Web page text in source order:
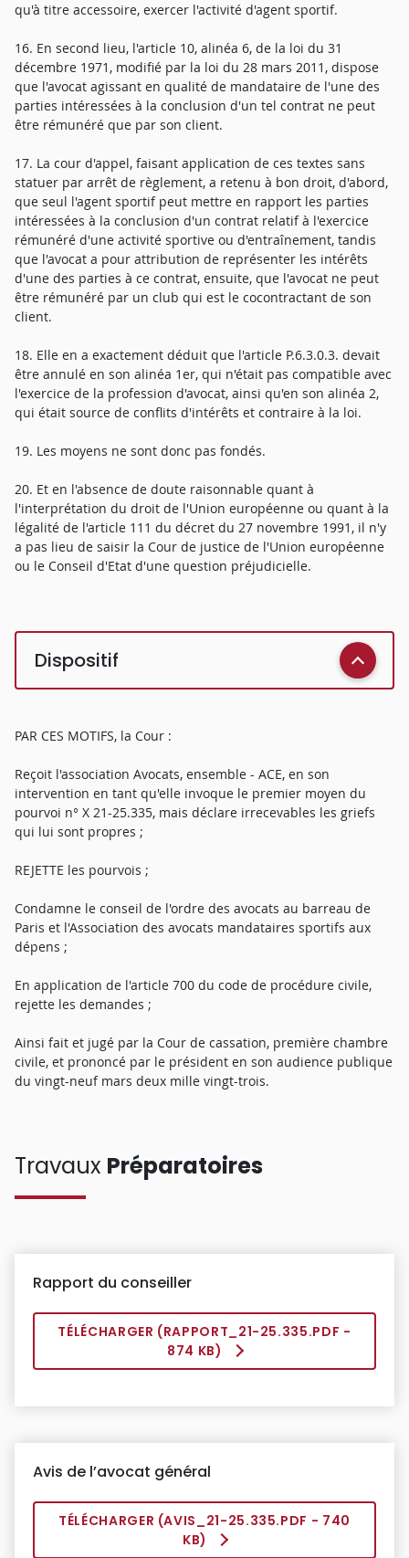
qu'à titre accessoire, exercer l'activité d'agent sportif.
16. En second lieu, l'article 10, alinéa 6, de la loi du 31
décembre 1971, modifié par la loi du 28 mars 2011, dispose
que l'avocat agissant en qualité de mandataire de l'une des
parties intéressées à la conclusion d'un tel contrat ne peut
être rémunéré que par son client.
17. La cour d'appel, faisant application de ces textes sans
statuer par arrêt de règlement, a retenu à bon droit, d'abord,
que seul l'agent sportif peut mettre en rapport les parties
intéressées à la conclusion d'un contrat relatif à l'exercice
rémunéré d'une activité sportive ou d'entraînement, tandis
que l'avocat a pour attribution de représenter les intérêts
d'une des parties à ce contrat, ensuite, que l'avocat ne peut
être rémunéré par un club qui est le cocontractant de son
client.
18. Elle en a exactement déduit que l'article P.6.3.0.3. devait
être annulé en son alinéa 1er, qui n'était pas compatible avec
l'exercice de la profession d'avocat, ainsi qu'en son alinéa 2,
qui était source de conflits d'intérêts et contraire à la loi.
19. Les moyens ne sont donc pas fondés.
20. Et en l'absence de doute raisonnable quant à
l'interprétation du droit de l'Union européenne ou quant à la
légalité de l'article 111 du décret du 27 novembre 1991, il n'y
a pas lieu de saisir la Cour de justice de l'Union européenne
ou le Conseil d'Etat d'une question préjudicielle.
Dispositif
PAR CES MOTIFS, la Cour :
Reçoit l'association Avocats, ensemble - ACE, en son
intervention en tant qu'elle invoque le premier moyen du
pourvoi n° X 21-25.335, mais déclare irrecevables les griefs
qui lui sont propres ;
REJETTE les pourvois ;
Condamne le conseil de l'ordre des avocats au barreau de
Paris et l'Association des avocats mandataires sportifs aux
dépens ;
En application de l'article 700 du code de procédure civile,
rejette les demandes ;
Ainsi fait et jugé par la Cour de cassation, première chambre
civile, et prononcé par le président en son audience publique
du vingt-neuf mars deux mille vingt-trois.
Travaux Préparatoires
Rapport du conseiller
TÉLÉCHARGER (RAPPORT_21-25.335.PDF -
874 KB)
Avis de l’avocat général
TÉLÉCHARGER (AVIS_21-25.335.PDF - 740
KB)